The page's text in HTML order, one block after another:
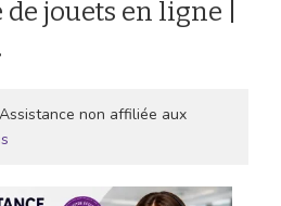
jouets en ligne |
Assistance non affiliée aux